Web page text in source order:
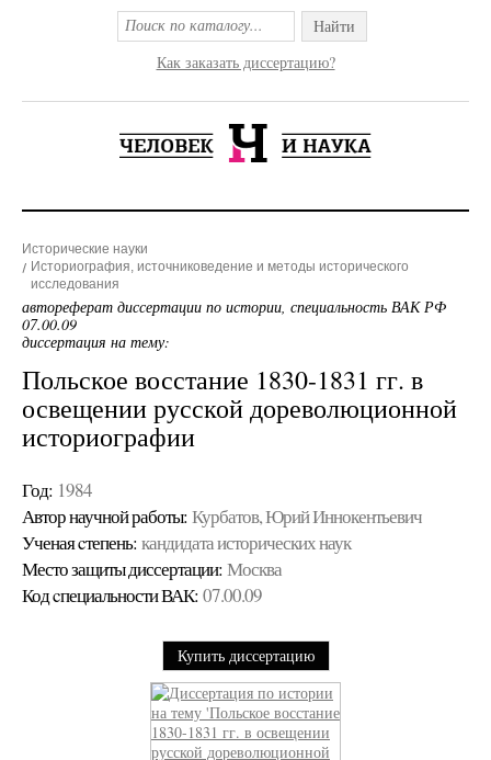
Найти
Как заказать диссертацию?
Исторические науки
Историография, источниковедение и методы исторического
исследования
автореферат диссертации по истории, специальность ВАК РФ
07.00.09
диссертация на тему:
Польское восстание 1830-1831 гг. в
освещении русской дореволюционной
историографии
Год: 1984
Автор научной работы: Курбатов, Юрий Иннокентьевич
Ученая cтепень: кандидата исторических наук
Место защиты диссертации: Москва
Код cпециальности ВАК: 07.00.09
Купить диссертацию